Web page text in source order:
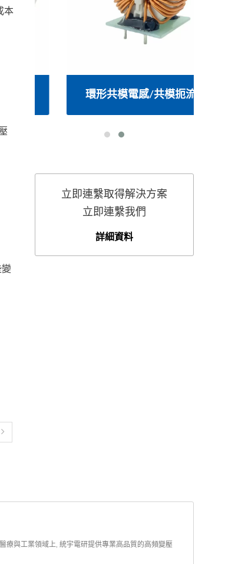
本
環形共模電感/共模扼流圈
立即連繫取得解決方案
立即連繫我們
詳細資料
療與工業領域上, 統宇電研提供專業高品質的高頻變壓